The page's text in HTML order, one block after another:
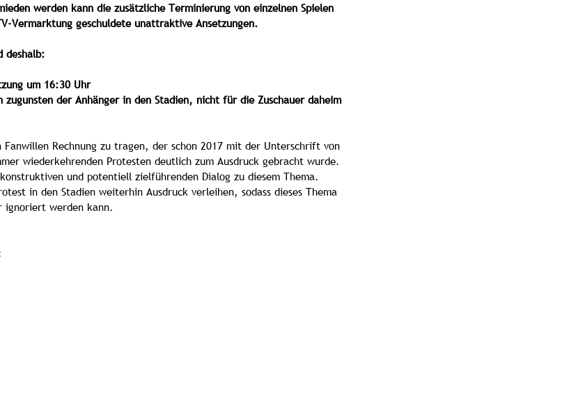
werden kann die zusätzliche Terminierung von einzelnen Spielen
Vermarktung geschuldete unattraktive Ansetzungen.
deshalb:
um 16:30 Uhr
zugunsten der Anhänger in den Stadien, nicht für die Zuschauer daheim
Rechnung zu tragen, der schon 2017 mit der Unterschrift von
wiederkehrenden Protesten deutlich zum Ausdruck gebracht wurde.
und potentiell zielführenden Dialog zu diesem Thema.
in den Stadien weiterhin Ausdruck verleihen, sodass dieses Thema
ignoriert werden kann.